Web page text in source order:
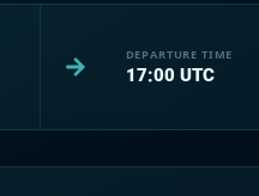
DEPARTURE TIME
17:00 UTC